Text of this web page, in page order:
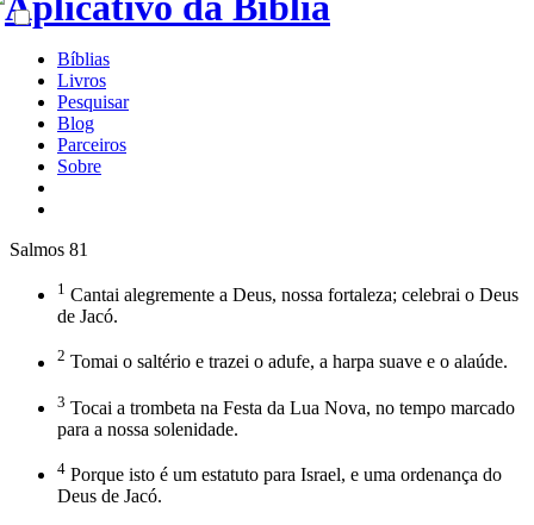
Bíblias
Livros
Pesquisar
Blog
Parceiros
Sobre
Salmos 81
1 Cantai alegremente a Deus, nossa fortaleza; celebrai o Deus
de Jacó.
2 Tomai o saltério e trazei o adufe, a harpa suave e o alaúde.
3 Tocai a trombeta na Festa da Lua Nova, no tempo marcado
para a nossa solenidade.
4 Porque isto é um estatuto para Israel, e uma ordenança do
Deus de Jacó.